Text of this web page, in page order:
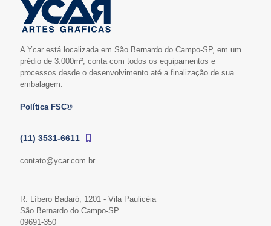
A Ycar está localizada em São Bernardo do Campo-SP, em um
prédio de 3.000m², conta com todos os equipamentos e
processos desde o desenvolvimento até a finalização de sua
embalagem.
Política FSC®
(11) 3531-6611
contato@ycar.com.br
R. Líbero Badaró, 1201 - Vila Paulicéia
São Bernardo do Campo-SP
09691-350